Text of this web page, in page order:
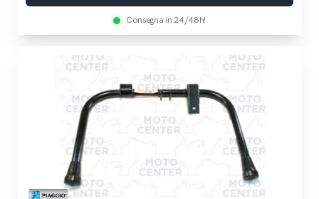
Consegna in 24/48h!